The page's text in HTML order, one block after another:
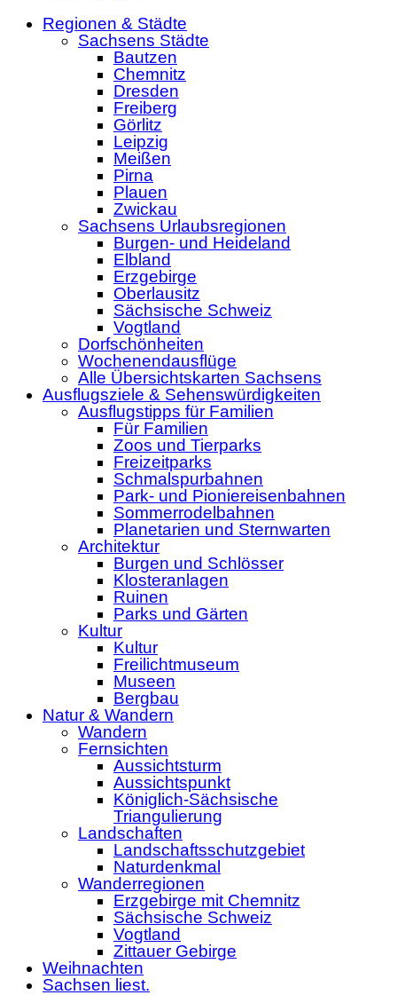
Regionen & Städte
Sachsens Städte
Bautzen
Chemnitz
Dresden
Freiberg
Görlitz
Leipzig
Meißen
Pirna
Plauen
Zwickau
Sachsens Urlaubsregionen
Burgen- und Heideland
Elbland
Erzgebirge
Oberlausitz
Sächsische Schweiz
Vogtland
Dorfschönheiten
Wochenendausflüge
Alle Übersichtskarten Sachsens
Ausflugsziele & Sehenswürdigkeiten
Ausflugstipps für Familien
Für Familien
Zoos und Tierparks
Freizeitparks
Schmalspurbahnen
Park- und Pioniereisenbahnen
Sommerrodelbahnen
Planetarien und Sternwarten
Architektur
Burgen und Schlösser
Klosteranlagen
Ruinen
Parks und Gärten
Kultur
Kultur
Freilichtmuseum
Museen
Bergbau
Natur & Wandern
Wandern
Fernsichten
Aussichtsturm
Aussichtspunkt
Königlich-Sächsische
Triangulierung
Landschaften
Landschaftsschutzgebiet
Naturdenkmal
Wanderregionen
Erzgebirge mit Chemnitz
Sächsische Schweiz
Vogtland
Zittauer Gebirge
Weihnachten
Sachsen liest.